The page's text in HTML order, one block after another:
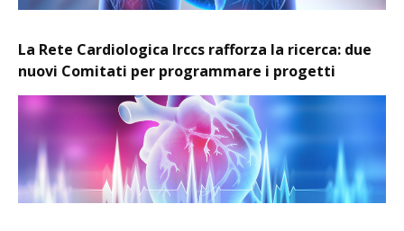
La Rete Cardiologica Irccs rafforza la ricerca: due
nuovi Comitati per programmare i progetti